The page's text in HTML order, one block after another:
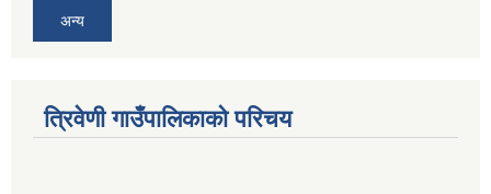
अन्य
त्रिवेणी गाउँपालिकाको परिचय